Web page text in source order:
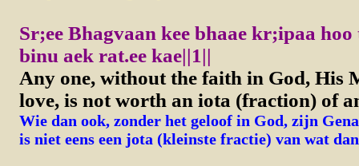
Sr;ee Bhagvaan kee bhaae kr;ipaa hoo
binu aek rat.ee kae||1||
Any one, without the faith in God, His
love, is not worth an iota (fraction) of
Wie dan ook, zonder het geloof in God, zijn
is niet eens een jota (kleinste fractie) van wat